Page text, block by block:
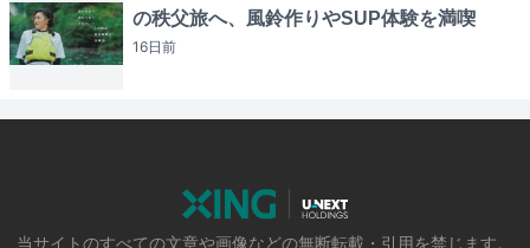
の秩父旅へ、風鈴作りやSUP体験を満喫
16日前
当サイトのすべての文章や画像などの無断転載・引用を禁じます。